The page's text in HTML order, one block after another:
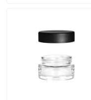
Producten
Video's